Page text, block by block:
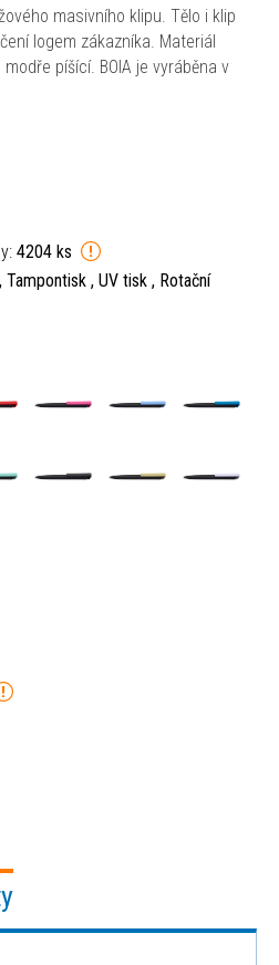
masivního klipu. Tělo i klip
logem zákazníka. Materiál
píšící. BOIA je vyráběna v
4204 ks
Tampontisk , UV tisk , Rotační